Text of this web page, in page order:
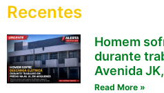
Recentes
Homem
durante
Avenida
Read More »